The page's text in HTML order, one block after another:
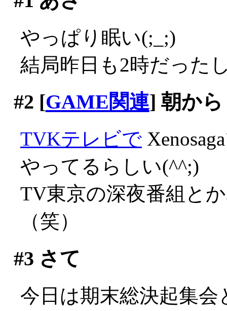
やっぱり眠い(;_;)
結局昨日も2時だった
#2 [GAME関連] 朝から
TVKテレビで
やってるらしい(^^;)
TV東京の深夜番組と
（笑）
#3 さて
今日は期末総決起集